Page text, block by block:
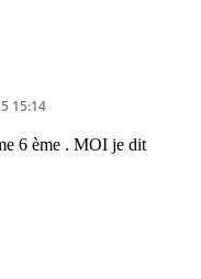
15:14
6 ème . MOI je dit